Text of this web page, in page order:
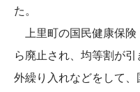
た。
上里町の国民健康保険
ら廃止され、均等割が
外繰り入れなどをして